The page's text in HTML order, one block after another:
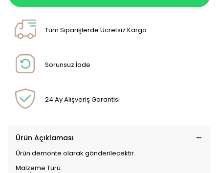
Tüm Siparişlerde Ücretsiz Kargo
Sorunsuz İade
24 Ay Alışveriş Garantisi
Ürün Açıklaması
Ürün demonte olarak gönderilecektir.
Malzeme Türü: